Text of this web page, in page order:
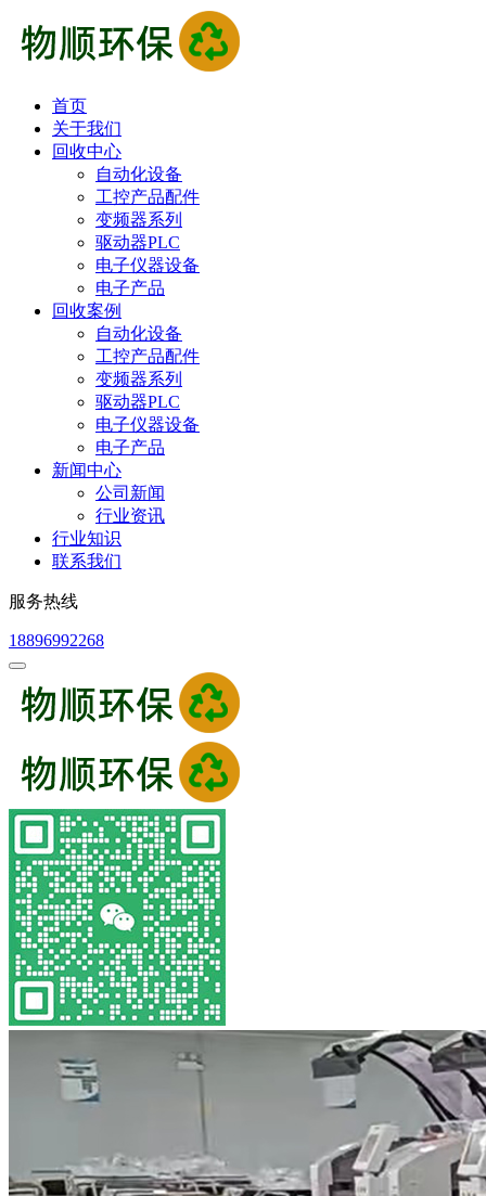
首页
关于我们
回收中心
自动化设备
工控产品配件
变频器系列
驱动器PLC
电子仪器设备
电子产品
回收案例
自动化设备
工控产品配件
变频器系列
驱动器PLC
电子仪器设备
电子产品
新闻中心
公司新闻
行业资讯
行业知识
联系我们
服务热线
18896992268